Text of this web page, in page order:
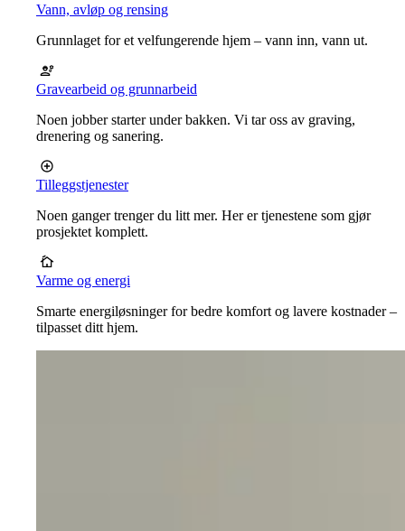
Vann, avløp og rensing
Grunnlaget for et velfungerende hjem – vann inn, vann ut.
Gravearbeid og grunnarbeid
Noen jobber starter under bakken. Vi tar oss av graving,
drenering og sanering.
Tilleggstjenester
Noen ganger trenger du litt mer. Her er tjenestene som gjør
prosjektet komplett.
Varme og energi
Smarte energiløsninger for bedre komfort og lavere kostnader –
tilpasset ditt hjem.